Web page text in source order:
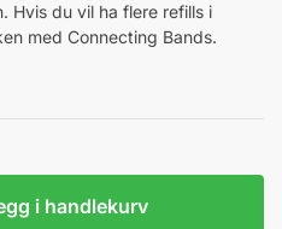
Hvis du vil ha flere refills i
med Connecting Bands.
i handlekurv